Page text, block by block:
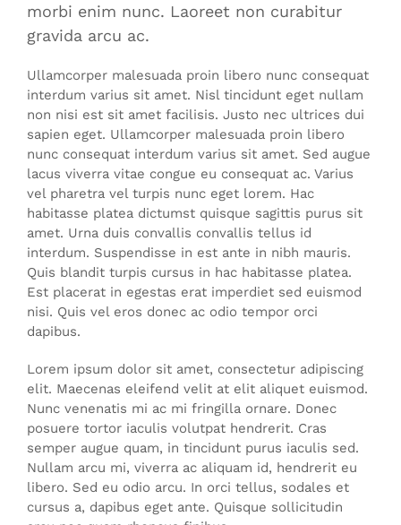
morbi enim nunc. Laoreet non curabitur
gravida arcu ac.
Ullamcorper malesuada proin libero nunc consequat
interdum varius sit amet. Nisl tincidunt eget nullam
non nisi est sit amet facilisis. Justo nec ultrices dui
sapien eget. Ullamcorper malesuada proin libero
nunc consequat interdum varius sit amet. Sed augue
lacus viverra vitae congue eu consequat ac. Varius
vel pharetra vel turpis nunc eget lorem. Hac
habitasse platea dictumst quisque sagittis purus sit
amet. Urna duis convallis convallis tellus id
interdum. Suspendisse in est ante in nibh mauris.
Quis blandit turpis cursus in hac habitasse platea.
Est placerat in egestas erat imperdiet sed euismod
nisi. Quis vel eros donec ac odio tempor orci
dapibus.
Lorem ipsum dolor sit amet, consectetur adipiscing
elit. Maecenas eleifend velit at elit aliquet euismod.
Nunc venenatis mi ac mi fringilla ornare. Donec
posuere tortor iaculis volutpat hendrerit. Cras
semper augue quam, in tincidunt purus iaculis sed.
Nullam arcu mi, viverra ac aliquam id, hendrerit eu
libero. Sed eu odio arcu. In orci tellus, sodales et
cursus a, dapibus eget ante. Quisque sollicitudin